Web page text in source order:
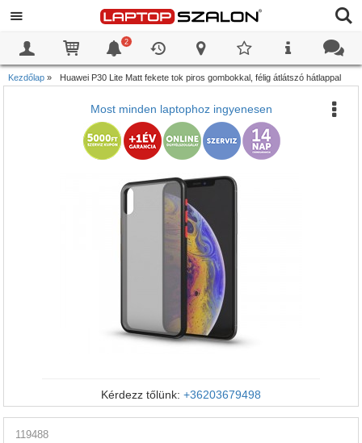
2
Kezdőlap » Huawei P30 Lite Matt fekete tok piros gombokkal, félig átlátszó hátlappal
Most minden laptophoz ingyenesen
Kérdezz tőlünk: +36203679498
119488
0
0